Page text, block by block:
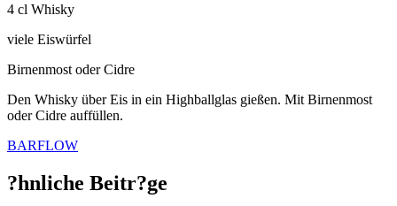
4 cl Whisky
viele Eiswürfel
Birnenmost oder Cidre
Den Whisky über Eis in ein Highballglas gießen. Mit Birnenmost
oder Cidre auffüllen.
BARFLOW
?hnliche Beitr?ge